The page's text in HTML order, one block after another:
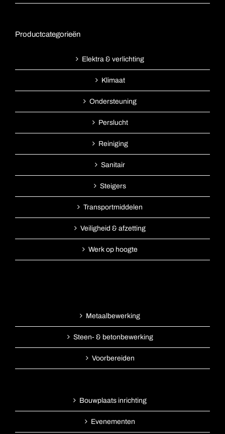
Productcategorieën
Elektra & verlichting
Klimaat
Ondersteuning
Perslucht
Reiniging
Sanitair
Steigers
Transportmiddelen
Veiligheid & afzetting
Werk op hoogte
Metaalbewerking
Steen- & betonbewerking
Voorbereiden
Bouwplaats inrichting
Evenementen